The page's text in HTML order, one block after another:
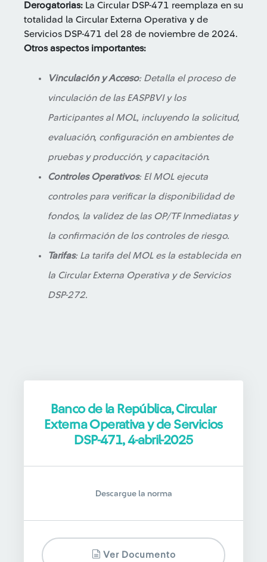
Derogatorias: La Circular DSP-471 reemplaza en su
totalidad la Circular Externa Operativa y de
Servicios DSP-471 del 28 de noviembre de 2024.
Otros aspectos importantes:
Vinculación y Acceso: Detalla el proceso de
vinculación de las EASPBVI y los
Participantes al MOL, incluyendo la solicitud,
evaluación, configuración en ambientes de
pruebas y producción, y capacitación.
Controles Operativos: El MOL ejecuta
controles para verificar la disponibilidad de
fondos, la validez de las OP/TF Inmediatas y
la confirmación de los controles de riesgo.
Tarifas: La tarifa del MOL es la establecida en
la Circular Externa Operativa y de Servicios
DSP-272.
Banco de la República, Circular
Externa Operativa y de Servicios
DSP-471, 4-abril-2025
Descargue la norma
Ver Documento